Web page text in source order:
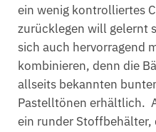
ein wenig kontrolliertes
zurücklegen will gelernt
sich auch hervorragend
kombinieren, denn die
allseits bekannten
Pastelltönen erhältlich.
ein runder Stoffbehälter,